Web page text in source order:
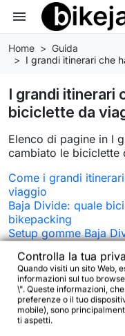
menu
Home
Guida
I grandi itinerari che
I grandi itinerari
biciclette da
Elenco di pagine in I
cambiato le biciclette
Come i grandi
viaggio
Baja Divide: quale
bikepacking
Setup gomme Baja
Hardtail?)
Setup bici per il
pressione e carico
Controlla la tua
Quando visiti un sito Web,
informazioni sul tuo
\". Queste informazioni,
preferenze o il tuo
mobile), sono
ti aspetti.